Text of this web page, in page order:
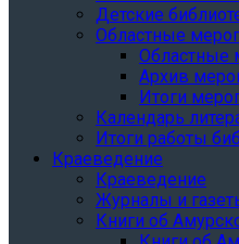
Детские
Областные
Областные
Архив
Итоги
Календарь
Итоги работы
Краеведение
Краеведение
Журналы и
Книги об